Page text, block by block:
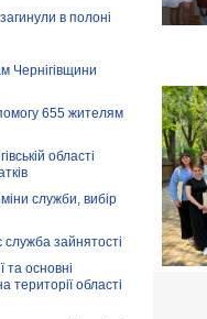
в полоні
Чернігівщини
655 жителям
області
служби, вибір
зайнятості
та основні
території області